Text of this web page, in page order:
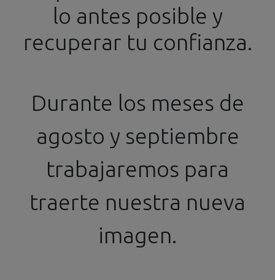
Distribuidor Oficial
info@ssgproducts.com
+34 644 54 77 87
Horario de 16h a 20h
KITBOX-PZY - 1/24 FERRARI DAYTONA SP3
lo antes posible y
recuperar tu confianza.
Durante los meses de
agosto y septiembre
trabajaremos para
traerte nuestra nueva
imagen.